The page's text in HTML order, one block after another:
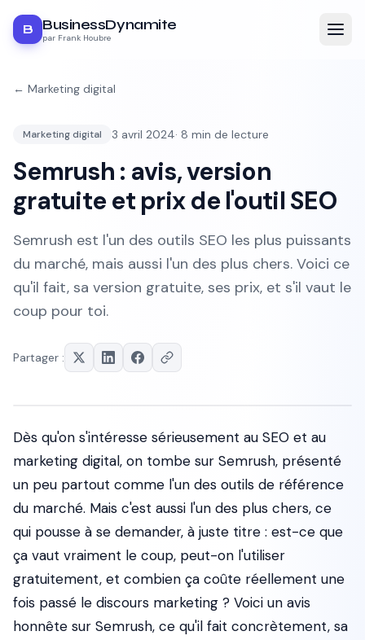
B BusinessDynamite
par Frank Houbre
← Marketing digital
Marketing digital 3 avril 2024· 8 min de lecture
Semrush : avis, version
gratuite et prix de l'outil SEO
Semrush est l'un des outils SEO les plus puissants
du marché, mais aussi l'un des plus chers. Voici ce
qu'il fait, sa version gratuite, ses prix, et s'il vaut le
coup pour toi.
Partager :
Dès qu'on s'intéresse sérieusement au SEO et au
marketing digital, on tombe sur Semrush, présenté
un peu partout comme l'un des outils de référence
du marché. Mais c'est aussi l'un des plus chers, ce
qui pousse à se demander, à juste titre : est-ce que
ça vaut vraiment le coup, peut-on l'utiliser
gratuitement, et combien ça coûte réellement une
fois passé le discours marketing ? Voici un avis
honnête sur Semrush, ce qu'il fait concrètement, sa